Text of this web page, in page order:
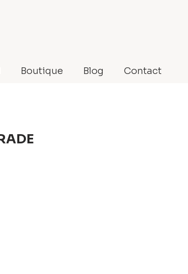
Boutique Blog Contact